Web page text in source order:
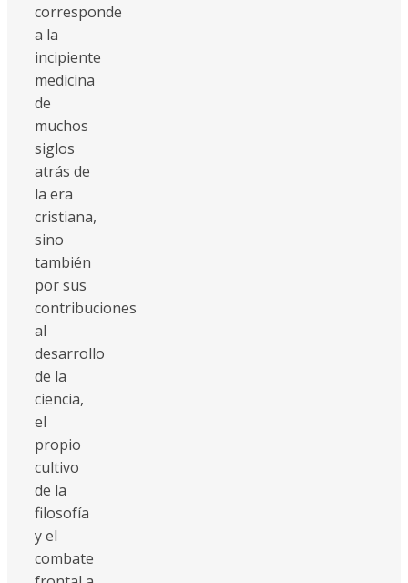
corresponde
a la
incipiente
medicina
de
muchos
siglos
atrás de
la era
cristiana,
sino
también
por sus
contribuciones
al
desarrollo
de la
ciencia,
el
propio
cultivo
de la
filosofía
y el
combate